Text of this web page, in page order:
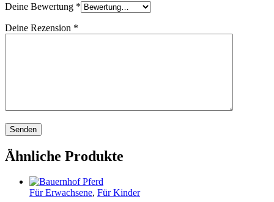
Deine Bewertung *
Deine Rezension *
Ähnliche Produkte
Für Erwachsene, Für Kinder